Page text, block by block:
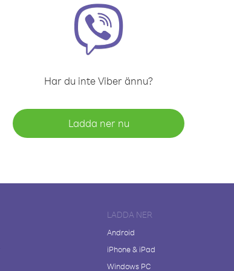
Har du inte Viber ännu?
Ladda ner nu
LADDA NER
Android
iPhone & iPad
Windows PC